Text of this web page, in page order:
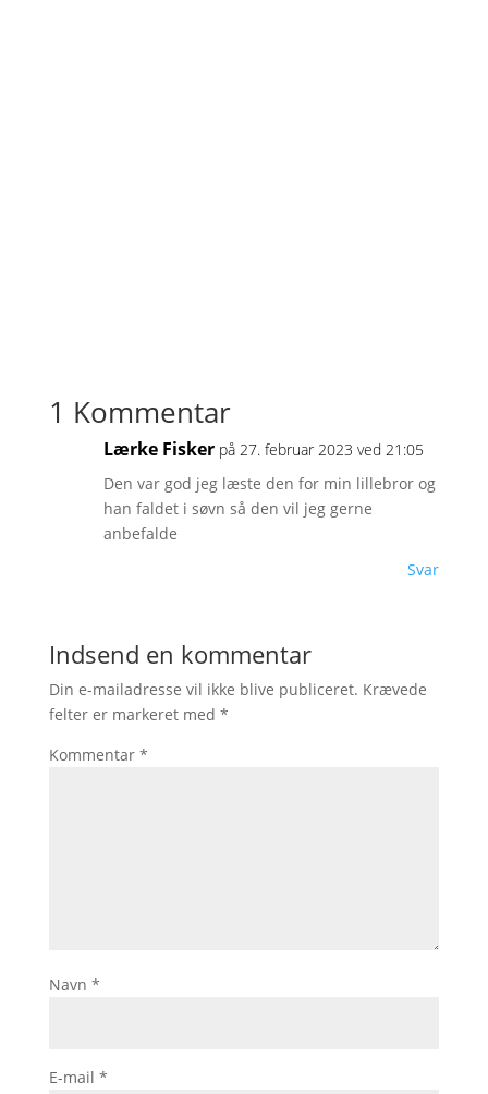
1 Kommentar
Lærke Fisker på 27. februar 2023 ved 21:05
Den var god jeg læste den for min lillebror og
han faldet i søvn så den vil jeg gerne
anbefalde
Svar
Indsend en kommentar
Din e-mailadresse vil ikke blive publiceret. Krævede
felter er markeret med *
Kommentar *
Navn *
E-mail *